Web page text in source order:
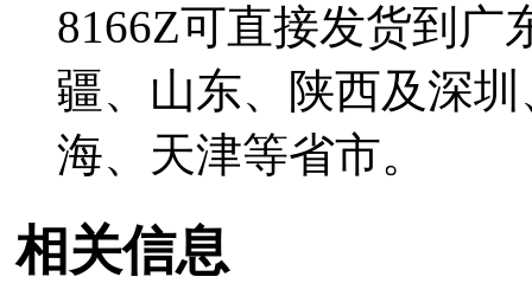
8166Z可直接发货到广
疆、山东、陕西及深
海、天津等省市。
相关信息